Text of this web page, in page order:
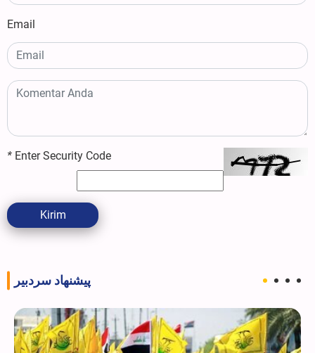
Email
* Enter Security Code
Kirim
پیشنهاد سردبیر